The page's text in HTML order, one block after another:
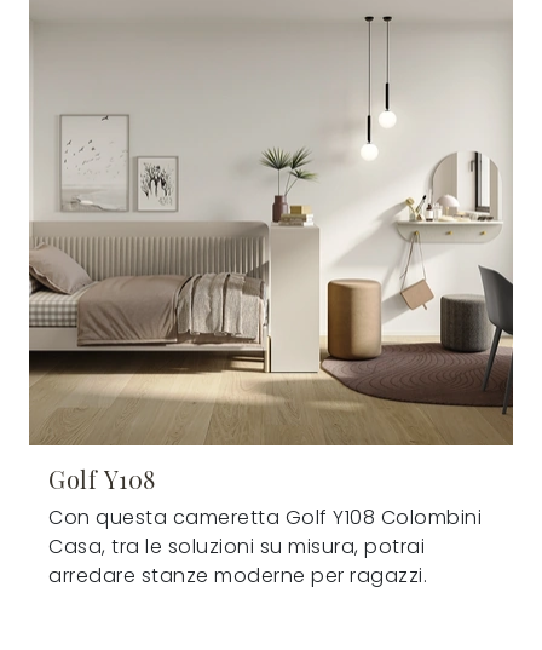
Golf Y108
Con questa cameretta Golf Y108 Colombini
Casa, tra le soluzioni su misura, potrai
arredare stanze moderne per ragazzi.